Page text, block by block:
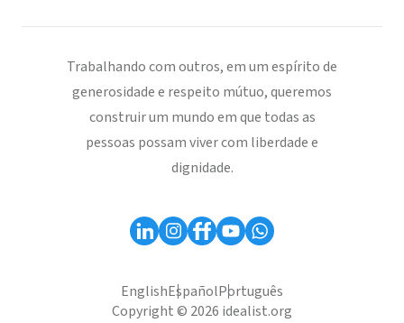
Trabalhando com outros, em um espírito de
generosidade e respeito mútuo, queremos
construir um mundo em que todas as
pessoas possam viver com liberdade e
dignidade.
EnglishEspañolPortuguês
Copyright © 2026 idealist.org